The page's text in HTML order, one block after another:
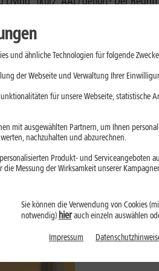
erhöhen. AAL soll gerade
Per Definition können somit
steht vor allem der
mit
und
oder vernetzte Lampen
und ähnliche Technologien für folgende
der Webseite und Verwaltung Ihrer
für unsere Webseite, statistische
mit ausgewählten Partnern, um Ihnen
nachzuhalten und abzurechnen.
Produkt- und Serviceangeboten
Messung der Wirksamkeit unserer
Sie können die Verwendung von Cookies
notwendig) hierauch einzeln auswählen
Impressum